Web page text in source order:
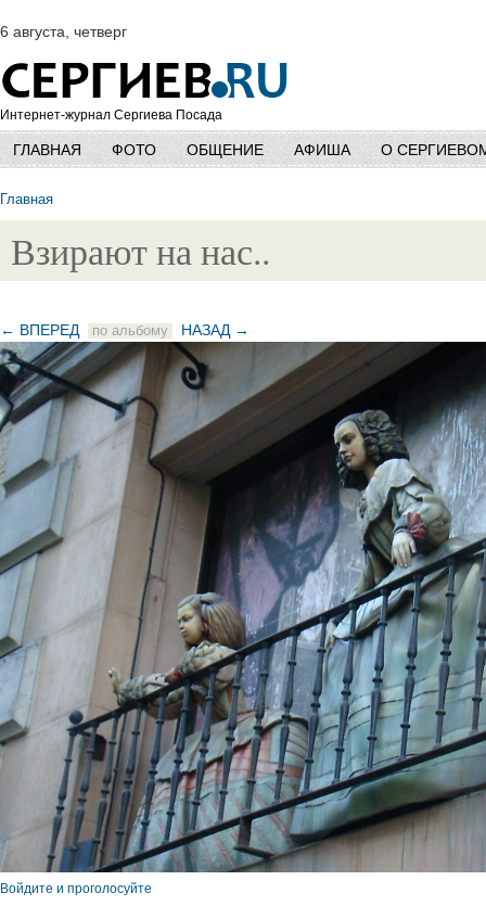
6 августа, четверг
Интернет-журнал Сергиева Посада
ГЛАВНАЯ ФОТО ОБЩЕНИЕ АФИША О
Главная
Взирают на нас..
← ВПЕРЕД по альбому НАЗАД →
Войдите и проголосуйте